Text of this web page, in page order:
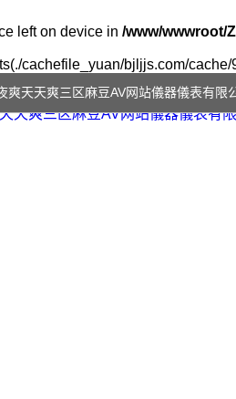
left on device in /www/wwwroot/
cachefile_yuan/bjljjs.com/
爽天天爽三区麻豆AV网站儀器儀表有限